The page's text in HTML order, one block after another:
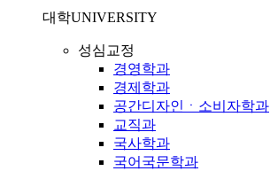
대학UNIVERSITY
성심교정
경영학과
경제학과
공간디자인ㆍ소비자학과
교직과
국사학과
국어국문학과